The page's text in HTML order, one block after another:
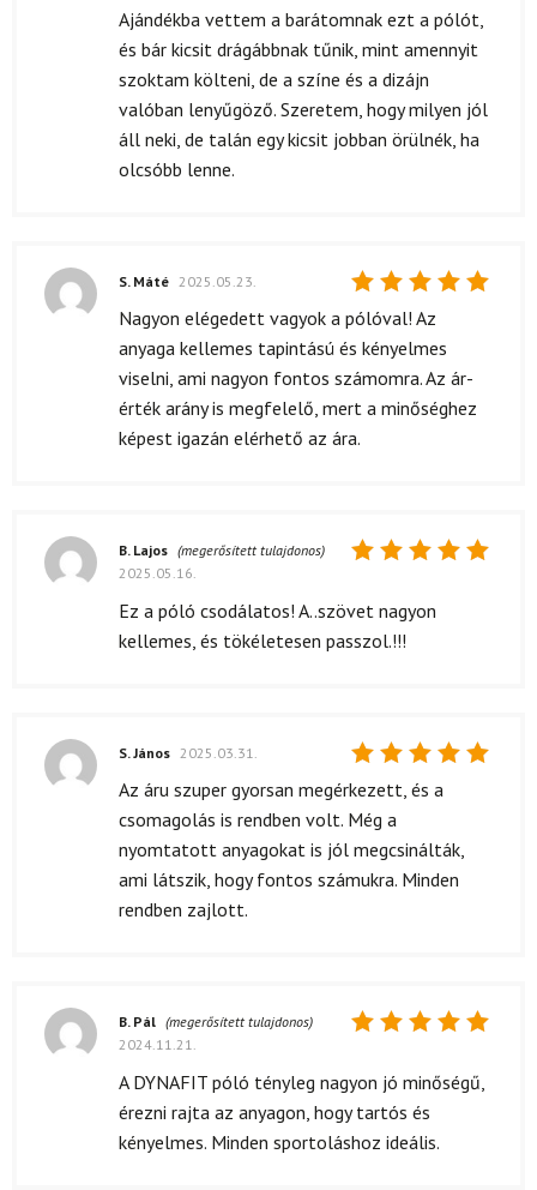
4/ 5
Ajándékba vettem a barátomnak ezt a pólót,
és bár kicsit drágábbnak tűnik, mint amennyit
szoktam költeni, de a színe és a dizájn
valóban lenyűgöző. Szeretem, hogy milyen jól
áll neki, de talán egy kicsit jobban örülnék, ha
olcsóbb lenne.
Értékelés:
S. Máté 2025.05.23.
Nagyon elégedett vagyok a pólóval! Az
anyaga kellemes tapintású és kényelmes
viselni, ami nagyon fontos számomra. Az ár-
érték arány is megfelelő, mert a minőséghez
képest igazán elérhető az ára.
5/ 5
B. Lajos (megerősített tulajdonos)
2025.05.16.
Ez a póló csodálatos! A..szövet nagyon
kellemes, és tökéletesen passzol.!!!
Értékelés:
/ 5
S. János 2025.03.31.
Az áru szuper gyorsan megérkezett, és a
csomagolás is rendben volt. Még a
nyomtatott anyagokat is jól megcsinálták,
ami látszik, hogy fontos számukra. Minden
rendben zajlott.
5/ 5
B. Pál (megerősített tulajdonos)
2024.11.21.
A DYNAFIT póló tényleg nagyon jó minőségű,
érezni rajta az anyagon, hogy tartós és
kényelmes. Minden sportoláshoz ideális.